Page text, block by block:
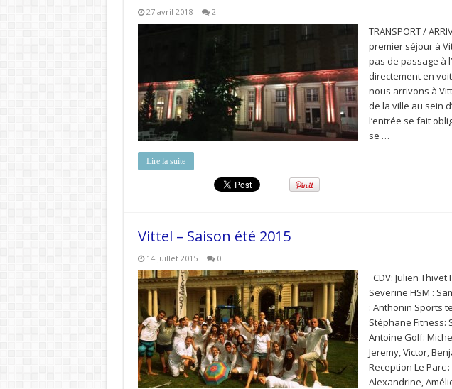
27 avril 2018 2
TRANSPORT /
premier séjour à
pas de passage à
directement en
nous arrivons à
de la ville au sein
l’entrée se fait
se …
Lire la suite
Vittel – Saison été 2015
14 juillet 2015 0
CDV: Julien
Severine HSM :
: Anthonin Sports
Stéphane Fitness:
Antoine Golf:
Jeremy, Victor,
Reception Le Parc
Alexandrine,